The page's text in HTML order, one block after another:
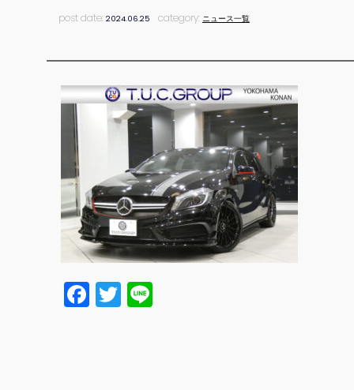
post date:2024.06.25 category: ニュース一覧
Facebook
Twitter